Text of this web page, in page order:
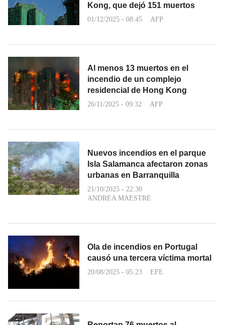
Kong, que dejó 151 muertos
01/12/2025 - 08:45 AFP
Al menos 13 muertos en el
incendio de un complejo
residencial de Hong Kong
26/11/2025 - 09:32 AFP
Nuevos incendios en el parque
Isla Salamanca afectaron zonas
urbanas en Barranquilla
21/10/2025 - 22:30
ANDREA MAESTRE
Ola de incendios en Portugal
causó una tercera víctima mortal
20/08/2025 - 05:23 EFE